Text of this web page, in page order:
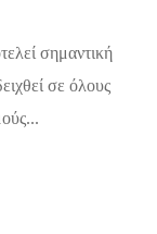
σημαντική
σε όλους